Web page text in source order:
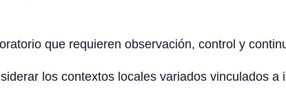
que requieren observación, control y
los contextos locales variados vinculados